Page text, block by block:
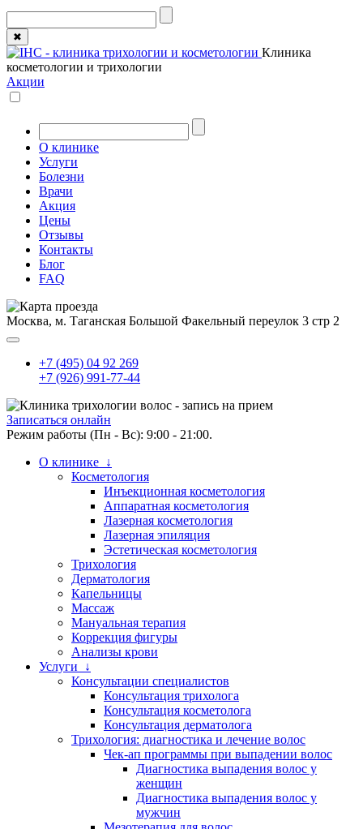
✖
Клиника
косметологии и трихологии
Акции
О клинике
Услуги
Болезни
Врачи
Акция
Цены
Отзывы
Контакты
Блог
FAQ
Москва, м. Таганская Большой Факельный переулок 3 стр 2
+7 (495) 04 92 269
+7 (926) 991-77-44
Записаться онлайн
Режим работы (Пн - Вс): 9:00 - 21:00.
О клинике ↓
Косметология
Инъекционная косметология
Аппаратная косметология
Лазерная косметология
Лазерная эпиляция
Эстетическая косметология
Трихология
Дерматология
Капельницы
Массаж
Мануальная терапия
Коррекция фигуры
Анализы крови
Услуги ↓
Консультации специалистов
Консультация трихолога
Консультация косметолога
Консультация дерматолога
Трихология: диагностика и лечение волос
Чек-ап программы при выпадении волос
Диагностика выпадения волос у
женщин
Диагностика выпадения волос у
мужчин